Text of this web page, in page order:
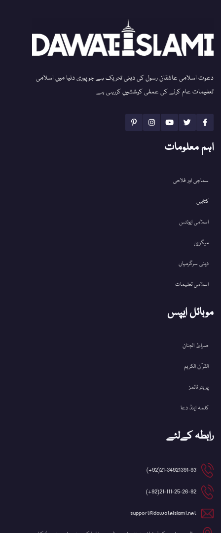
دعوت اسلامی عاشقان رسول کی دینی تحریک ہے جو پوری دنیا میں اسلامی
تعلیمات عام کرنے کی عملی کوششیں کررہی ہے
اہم معلومات
سماجی اور فلاحی
کتابیں
اسلامی ایونٹس
میگزین
دینی سرگرمیاں
اسلامی تعلیمات
موبائل ایپس
صراط الجنان
القرآن الکریم
پریئر ٹائمز
کلمہ اینڈ دعا
رابطہ کےلئے
21-34921391-93(92+)
21-111-25-26-92(92+)
support@dawateislami.net